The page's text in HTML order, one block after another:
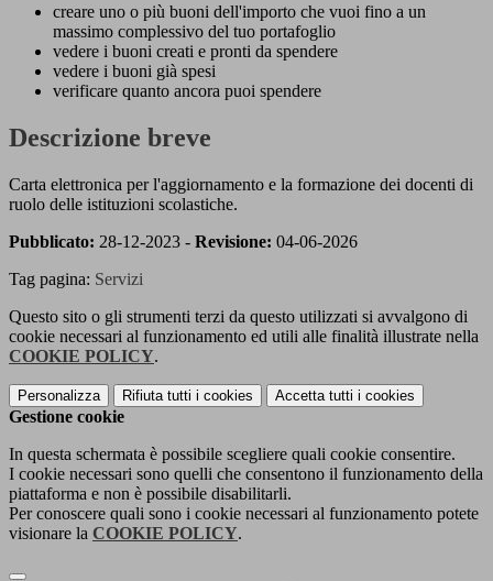
creare uno o più buoni dell'importo che vuoi fino a un
massimo complessivo del tuo portafoglio
vedere i buoni creati e pronti da spendere
vedere i buoni già spesi
verificare quanto ancora puoi spendere
Descrizione breve
Carta elettronica per l'aggiornamento e la formazione dei docenti di
ruolo delle istituzioni scolastiche.
Pubblicato: 28-12-2023 - Revisione: 04-06-2026
Tag pagina: Servizi
Questo sito o gli strumenti terzi da questo utilizzati si avvalgono di
cookie necessari al funzionamento ed utili alle finalità illustrate nella
COOKIE POLICY.
Personalizza Rifiuta tutti i cookies Accetta tutti i cookies
Gestione cookie
In questa schermata è possibile scegliere quali cookie consentire.
I cookie necessari sono quelli che consentono il funzionamento della
piattaforma e non è possibile disabilitarli.
Per conoscere quali sono i cookie necessari al funzionamento potete
visionare la COOKIE POLICY.